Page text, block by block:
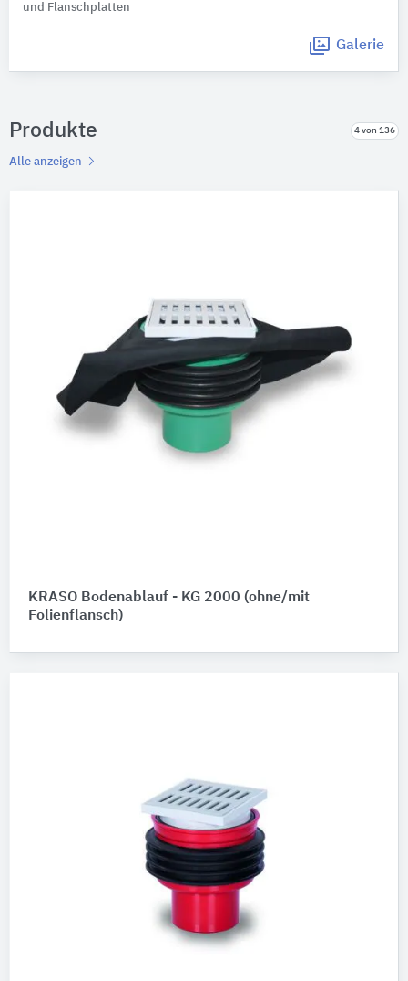
und Flanschplatten
Galerie
Produkte 4 von 136
Alle anzeigen
KRASO Bodenablauf - KG 2000 (ohne/mit
Folienflansch)